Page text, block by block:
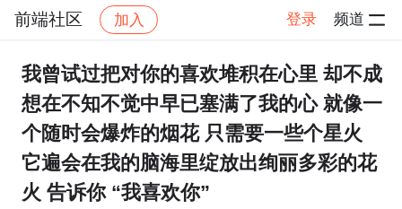
前端社区 加入 登录 频道
社区 前端社区 感慨 帖子详情
我曾试过把对你的喜欢堆积在心里 却不成
想在不知不觉中早已塞满了我的心 就像一
个随时会爆炸的烟花 只需要一些个星火
它遍会在我的脑海里绽放出绚丽多彩的花
火 告诉你 “我喜欢你”